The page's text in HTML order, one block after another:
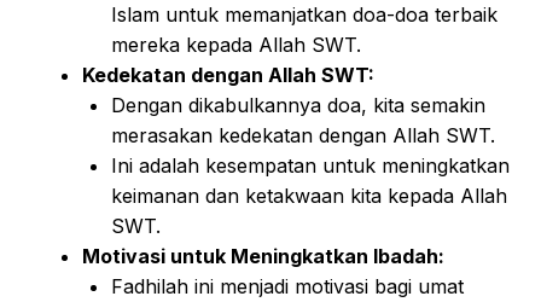
Islam untuk memanjatkan doa-doa terbaik
mereka kepada Allah SWT.
Kedekatan dengan Allah SWT:
Dengan dikabulkannya doa, kita semakin
merasakan kedekatan dengan Allah SWT.
Ini adalah kesempatan untuk meningkatkan
keimanan dan ketakwaan kita kepada Allah
SWT.
Motivasi untuk Meningkatkan Ibadah:
Fadhilah ini menjadi motivasi bagi umat